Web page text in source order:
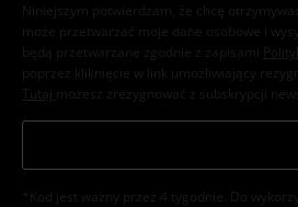
Niniejszym potwierdzam, że chcę
może przetwarzać moje dane osobowe i
będą przetwarzane zgodnie z zapisami
poprzez kliknięcie w link umożliwiający
Tutaj możesz zrezygnować z subskrypcji
*Kod jest ważny przez 4 tygodnie. Do